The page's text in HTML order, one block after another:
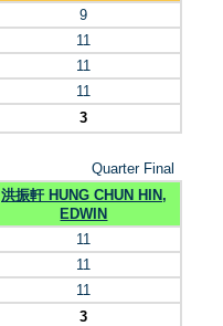
9
11
11
11
3
Quarter Final
洪振軒 HUNG CHUN HIN,
EDWIN
11
11
11
3